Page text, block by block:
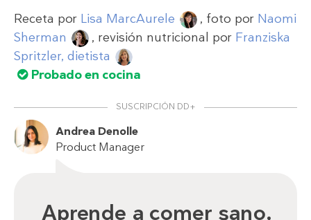
Receta por Lisa MarcAurele , foto por Naomi
Sherman
, revisión nutricional por Franziska
Spritzler, dietista
Probado en cocina
SUSCRIPCIÓN DD+
Andrea Denolle
Product Manager
Aprende a comer sano,